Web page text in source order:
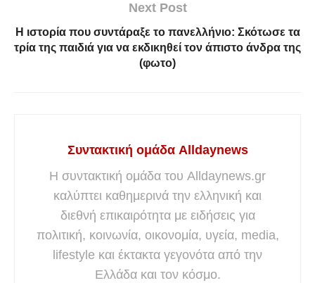
Next Post
Η ιστορία που συντάραξε το πανελλήνιο: Σκότωσε τα
τρία της παιδιά για να εκδικηθεί τον άπιστο άνδρα της
(φωτο)
Συντακτική ομάδα Alldaynews
Η συντακτική ομάδα του Alldaynews.gr
καλύπτει καθημερινά την ελληνική και
διεθνή επικαιρότητα με ειδήσεις για
πολιτική, κοινωνία, οικονομία, υγεία, media,
lifestyle και έκτακτα γεγονότα από την
Ελλάδα και τον κόσμο.